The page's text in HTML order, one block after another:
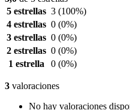
5 estrellas 3 (100%)
4 estrellas 0 (0%)
3 estrellas 0 (0%)
2 estrellas 0 (0%)
1 estrella
0 (0%)
3 valoraciones
No hay valoraciones